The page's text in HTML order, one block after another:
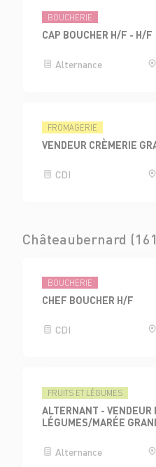
BOUCHERIE
CAP BOUCHER H/F - H/F
Alternance
FROMAGERIE
VENDEUR CRÈMERIE
CDI
Châteaubernard
BOUCHERIE
CHEF BOUCHER H/F
CDI
FRUITS ET LÉGUMES
ALTERNANT - VENDEUR
LÉGUMES/MARÉE
Alternance